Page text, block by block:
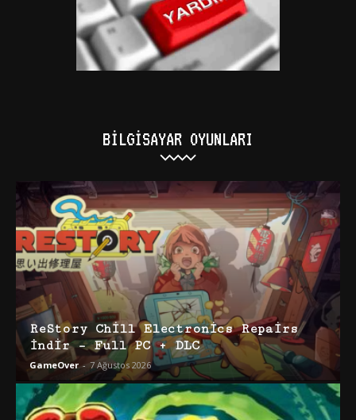
BILGISAYAR OYUNLARI
ReStory Chill Electronics Repairs
İndir – Full PC + DLC
GameOver - 7 Ağustos 2026